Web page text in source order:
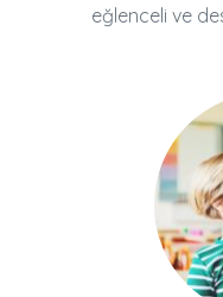
eğlenceli ve